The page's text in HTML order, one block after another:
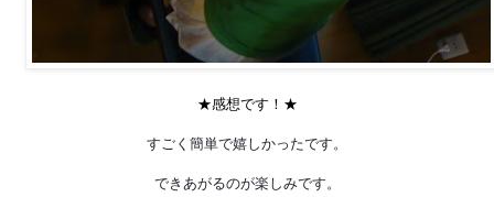
★感想です！★
すごく簡単で嬉しかったです。
できあがるのが楽しみです。